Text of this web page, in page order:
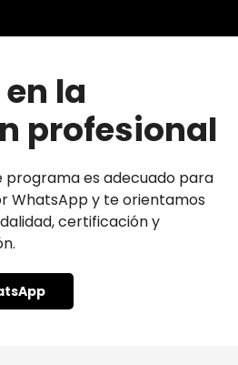
la
profesional
programa es adecuado para
WhatsApp y te orientamos
certificación y